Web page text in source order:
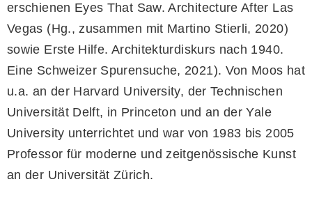
erschienen Eyes That Saw. Architecture After Las
Vegas (Hg., zusammen mit Martino Stierli, 2020)
sowie Erste Hilfe. Architekturdiskurs nach 1940.
Eine Schweizer Spurensuche, 2021). Von Moos hat
u.a. an der Harvard University, der Technischen
Universität Delft, in Princeton und an der Yale
University unterrichtet und war von 1983 bis 2005
Professor für moderne und zeitgenössische Kunst
an der Universität Zürich.